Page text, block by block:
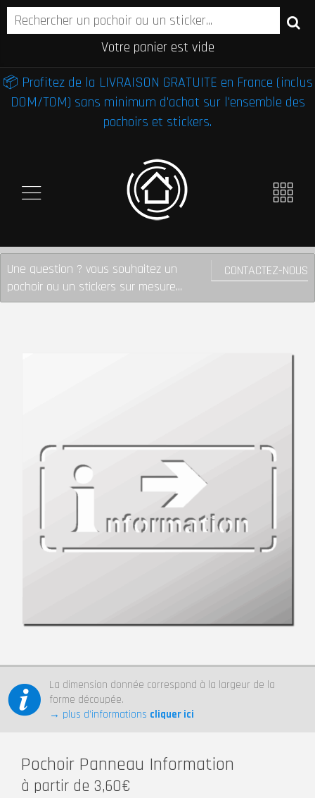
Votre panier est vide
📦 Profitez de la LIVRAISON GRATUITE en France (inclus
DOM/TOM) sans minimum d'achat sur l'ensemble des
pochoirs et stickers.
CONTACTEZ-NOUS
Une question ? vous souhaitez un
pochoir ou un stickers sur mesure...
La dimension donnée correspond à la largeur de la
forme découpée.
→ plus d’informations cliquer ici
Pochoir Panneau Information
à partir de 3,60€